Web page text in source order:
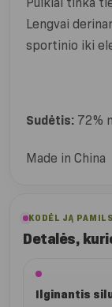
Lengvai
sportinio iki
Sudėtis: 72%
Made in China
KODĖL JĄ
Detalės,
Ilginantis